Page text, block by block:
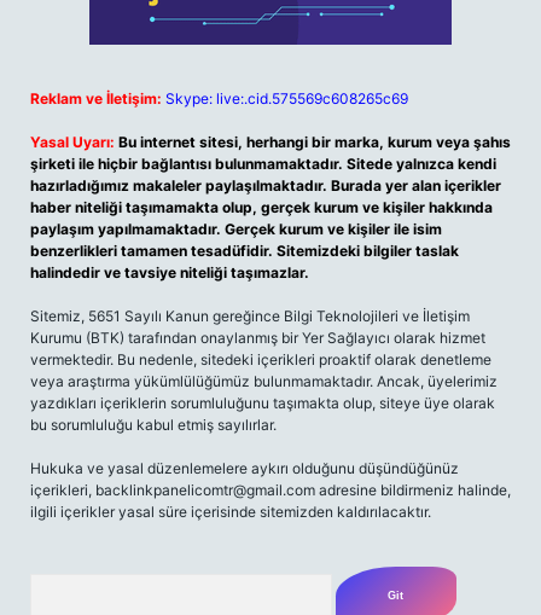
Reklam ve İletişim: Skype: live:.cid.575569c608265c69
Yasal Uyarı: Bu internet sitesi, herhangi bir marka, kurum veya şahıs
şirketi ile hiçbir bağlantısı bulunmamaktadır. Sitede yalnızca kendi
hazırladığımız makaleler paylaşılmaktadır. Burada yer alan içerikler
haber niteliği taşımamakta olup, gerçek kurum ve kişiler hakkında
paylaşım yapılmamaktadır. Gerçek kurum ve kişiler ile isim
benzerlikleri tamamen tesadüfidir. Sitemizdeki bilgiler taslak
halindedir ve tavsiye niteliği taşımazlar.
Sitemiz, 5651 Sayılı Kanun gereğince Bilgi Teknolojileri ve İletişim
Kurumu (BTK) tarafından onaylanmış bir Yer Sağlayıcı olarak hizmet
vermektedir. Bu nedenle, sitedeki içerikleri proaktif olarak denetleme
veya araştırma yükümlülüğümüz bulunmamaktadır. Ancak, üyelerimiz
yazdıkları içeriklerin sorumluluğunu taşımakta olup, siteye üye olarak
bu sorumluluğu kabul etmiş sayılırlar.
Hukuka ve yasal düzenlemelere aykırı olduğunu düşündüğünüz
içerikleri, backlinkpanelicomtr@gmail.com adresine bildirmeniz halinde,
ilgili içerikler yasal süre içerisinde sitemizden kaldırılacaktır.